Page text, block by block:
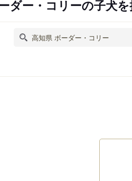
ダー・コリーの子犬